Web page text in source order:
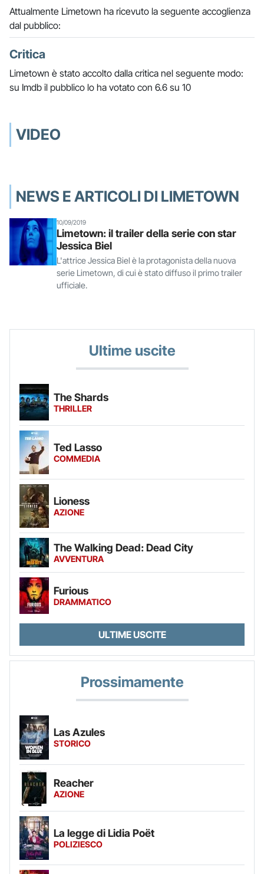
Attualmente Limetown ha ricevuto la seguente accoglienza
dal pubblico:
Critica
Limetown è stato accolto dalla critica nel seguente modo:
su Imdb il pubblico lo ha votato con 6.6 su 10
VIDEO
NEWS E ARTICOLI DI LIMETOWN
10/09/2019
Limetown: il trailer della serie con star
Jessica Biel
L'attrice Jessica Biel è la protagonista della nuova
serie Limetown, di cui è stato diffuso il primo trailer
ufficiale.
Ultime uscite
The Shards
THRILLER
Ted Lasso
COMMEDIA
Lioness
AZIONE
The Walking Dead: Dead City
AVVENTURA
Furious
DRAMMATICO
ULTIME USCITE
Prossimamente
Las Azules
STORICO
Reacher
AZIONE
La legge di Lidia Poët
POLIZIESCO